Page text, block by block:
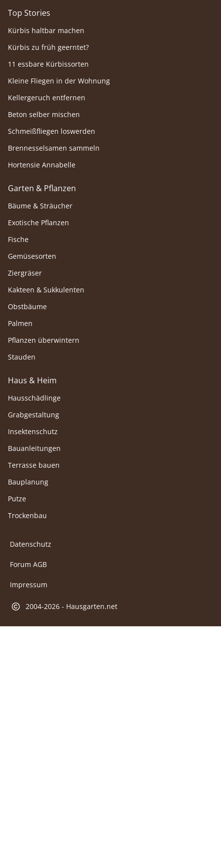
Top Stories
Kürbis haltbar machen
Kürbis zu früh geerntet?
11 essbare Kürbissorten
Kleine Fliegen in der Wohnung
Kellergeruch entfernen
Beton selber mischen
Schmeißfliegen loswerden
Brennesselsamen sammeln
Hortensie Annabelle
Garten & Pflanzen
Bäume & Sträucher
Exotische Pflanzen
Fische
Gemüsesorten
Ziergräser
Kakteen & Sukkulenten
Obstbäume
Palmen
Pflanzen überwintern
Stauden
Haus & Heim
Hausschädlinge
Grabgestaltung
Insektenschutz
Bauanleitungen
Terrasse bauen
Bauplanung
Putze
Trockenbau
Datenschutz
Forum AGB
Impressum
2004-2026 - Hausgarten.net